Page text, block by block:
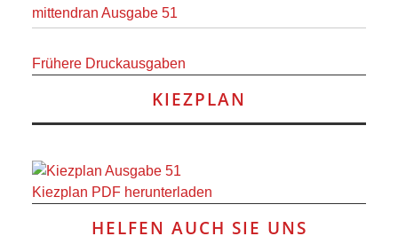
WOHNEN
SPORT
UND
FREIZEIT
DER
mittendran Ausgabe 51
Frühere Druckausgaben
KIEZPLAN
Kiezplan PDF herunterladen
HELFEN AUCH SIE UNS